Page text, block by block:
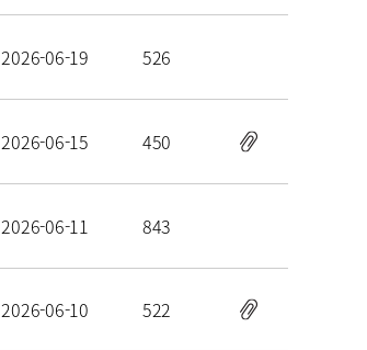
2026-06-19 526
2026-06-15 450
2026-06-11 843
2026-06-10 522